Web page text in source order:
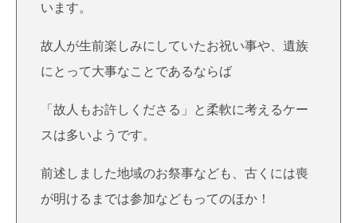
います。
故人が生前楽しみにしていたお祝い事や、遺族
にとって大事なことであるならば
「故人もお許しくださる」と柔軟に考えるケー
スは多いようです。
前述しました地域のお祭事なども、古くには喪
が明けるまでは参加などもってのほか！